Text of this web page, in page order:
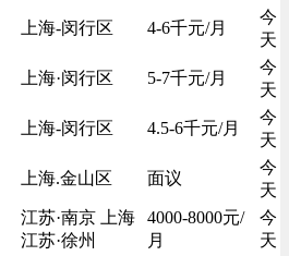
上海-闵行区 4-6千元/月
今
天
上海·闵行区 5-7千元/月
今
天
上海-闵行区 4.5-6千元/月
今
天
上海.金山区 面议
今
天
江苏·南京 上海
江苏·徐州
4000-8000元/
月
今
天